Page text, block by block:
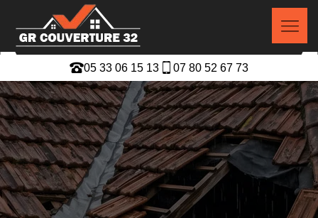
05 33 06 15 13 07 80 52 67 73